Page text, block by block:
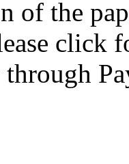
of the
click